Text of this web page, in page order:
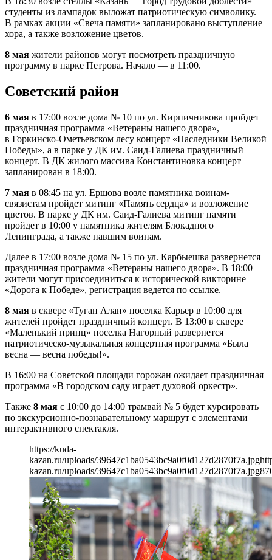
студенты из лампадок выложат патриотическую символику.
В рамках акции «Свеча памяти» запланировано выступление
хора, а также возложение цветов.
8 мая жители районов могут посмотреть праздничную
программу в парке Петрова. Начало — в 11:00.
Советский район
6 мая в 17:00 возле дома № 10 по ул. Кирпичникова пройдет
праздничная программа «Ветераны нашего двора»,
в Горкинско-Ометьевском лесу концерт «Наследники Великой
Победы», а в парке у ДК им. Саид-Галиева праздничный
концерт. В ДК жилого массива Константиновка концерт
запланирован в 18:00.
7 мая в 08:45 на ул. Ершова возле памятника воинам-
связистам пройдет митинг «Память сердца» и возложение
цветов. В парке у ДК им. Саид-Галиева митинг памяти
пройдет в 10:00 у памятника жителям Блокадного
Ленинграда, а также павшим воинам.
Далее в 17:00 возле дома № 15 по ул. Карбыешва развернется
праздничная программа «Ветераны нашего двора». В 18:00
жители могут присоединиться к исторической викторине
«Дорога к Победе», регистрация ведется по ссылке.
8 мая в сквере «Туган Алан» поселка Карьер в 10:00 для
жителей пройдет праздничный концерт. В 13:00 в сквере
«Маленький принц» поселка Нагорный развернется
патриотическо-музыкальная концертная программа «Была
весна — весна победы!».
В 16:00 на Советской площади горожан ожидает праздничная
программа «В городском саду играет духовой оркестр».
Также 8 мая с 10:00 до 14:00 трамвай № 5 будет курсировать
по экскурсионно-познавательному маршрут с элементами
интерактивного спектакля.
https://kuda-
kazan.ru/uploads/39647c1ba0543bc9a0f0d127d2870f7a.jpg
kazan.ru/uploads/39647c1ba0543bc9a0f0d127d2870f7a.jpg